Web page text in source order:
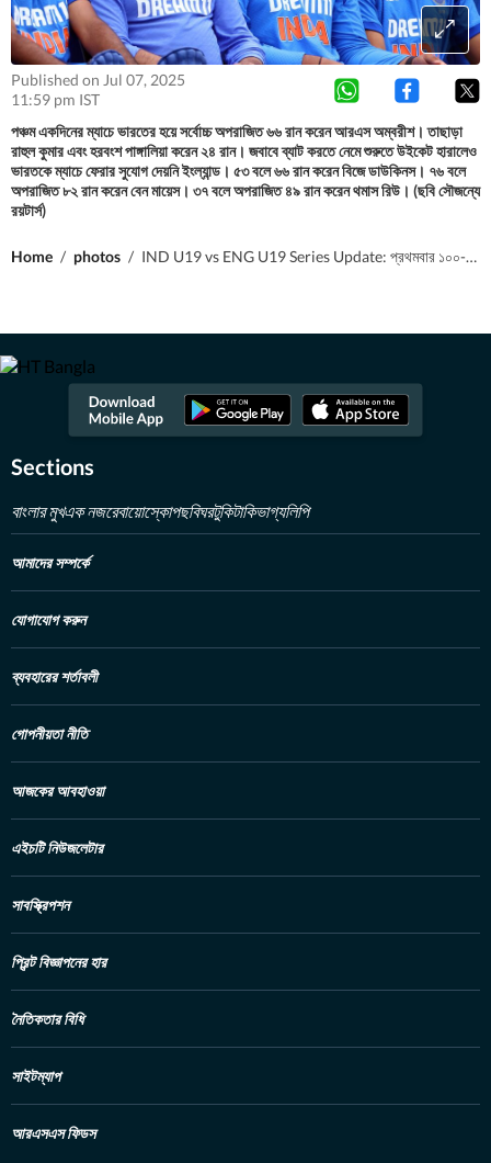
Published on Jul 07, 2025
11:59 pm IST
পঞ্চম একদিনের ম্যাচে ভারতের হয়ে সর্বোচ্চ অপরাজিত ৬৬ রান করেন আরএস অম্বরীশ। তাছাড়া
রাহুল কুমার এবং হরবংশ পাঙ্গালিয়া করেন ২৪ রান। জবাবে ব্যাট করতে নেমে শুরুতে উইকেট হারালেও
ভারতকে ম্যাচে ফেরার সুযোগ দেয়নি ইংল্যান্ড। ৫৩ বলে ৬৬ রান করেন বিজে ডাউকিনস। ৭৬ বলে
অপরাজিত ৮২ রান করেন বেন মায়েস। ৩৭ বলে অপরাজিত ৪৯ রান করেন থমাস রিউ। (ছবি সৌজন্যে
রয়টার্স)
Home / photos / IND U19 vs ENG U19 Series Update: প্রথমবার ১০০-র নীচে নামল বৈভবের স্ট্রাইক রেট, সিরিজে ৩৫৫ রান করে পিষলেন ইংরেজদের
Sections
বাংলার মুখএক নজরেবায়োস্কোপছবিঘরটুকিটাকিভাগ্যলিপি
আমাদের সম্পর্কে
যোগাযোগ করুন
ব্যবহারের শর্তাবলী
গোপনীয়তা নীতি
আজকের আবহাওয়া
এইচটি নিউজলেটার
সাবস্ক্রিপশন
প্রিন্ট বিজ্ঞাপনের হার
নৈতিকতার বিধি
সাইটম্যাপ
আরএসএস ফিডস